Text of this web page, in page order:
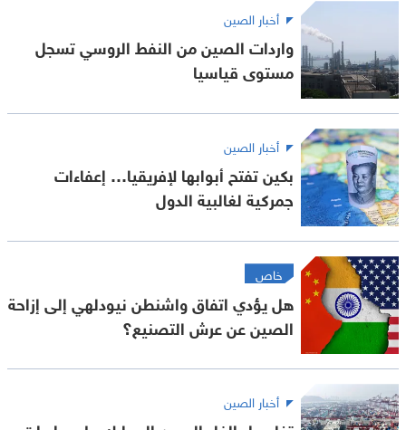
أخبار الصين
واردات الصين من النفط الروسي تسجل
مستوى قياسيا
أخبار الصين
بكين تفتح أبوابها لإفريقيا… إعفاءات
جمركية لغالبية الدول
خاص
هل يؤدي اتفاق واشنطن نيودلهي إلى إزاحة
الصين عن عرش التصنيع؟
أخبار الصين